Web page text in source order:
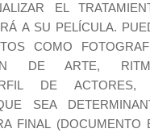
EL
A SU PELÍCULA.
COMO
DE ARTE,
DE ACTORES,
SEA
FINAL (DOCUMENTO